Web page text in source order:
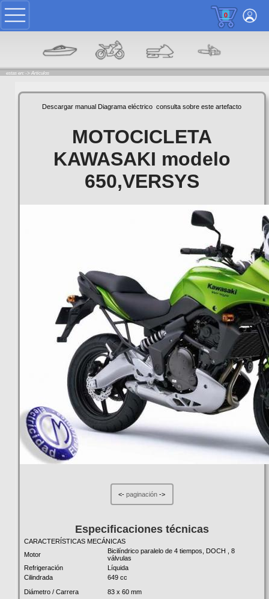
0
estas en: -> Articulos
Descargar manual Diagrama eléctrico consulta sobre este artefacto
MOTOCICLETA
KAWASAKI modelo
650,VERSYS
<-paginación ->
Especificaciones técnicas
CARACTERÍSTICAS MECÁNICAS
Motor
Bicilíndrico paralelo de 4 tiempos, DOCH , 8
válvulas
Refrigeración
Líquida
Cilindrada
649 cc
Diámetro / Carrera
83 x 60 mm